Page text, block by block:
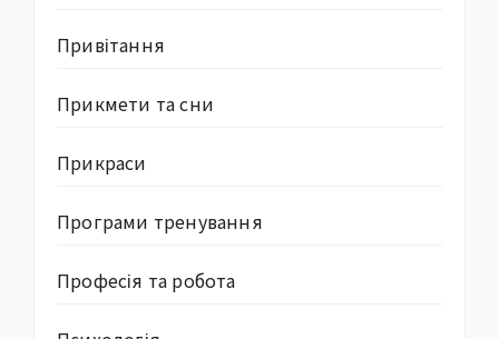
Привітання
Прикмети та сни
Прикраси
Програми тренування
Професія та робота